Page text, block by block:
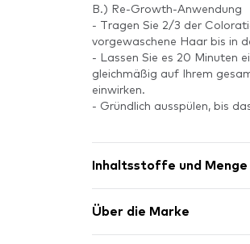
B.) Re-Growth-Anwendung
- Tragen Sie 2/3 der
vorgewaschene Haar bis in
- Lassen Sie es 20 Minuten
gleichmäßig auf Ihrem
einwirken.
- Gründlich ausspülen, bis
Inhaltsstoffe und Menge
Über die Marke